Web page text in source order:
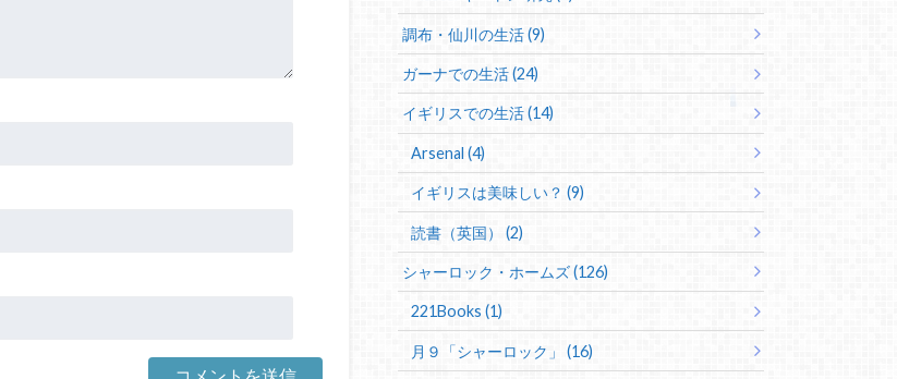
調布・仙川の生活 (9)
ガーナでの生活 (24)
イギリスでの生活 (14)
Arsenal (4)
イギリスは美味しい？ (9)
読書（英国） (2)
シャーロック・ホームズ (126)
221Books (1)
月９「シャーロック」 (16)